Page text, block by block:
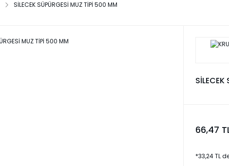
SİLECEK SÜPÜRGESİ MUZ TİPİ 500 MM
66,47
*33,24 TL